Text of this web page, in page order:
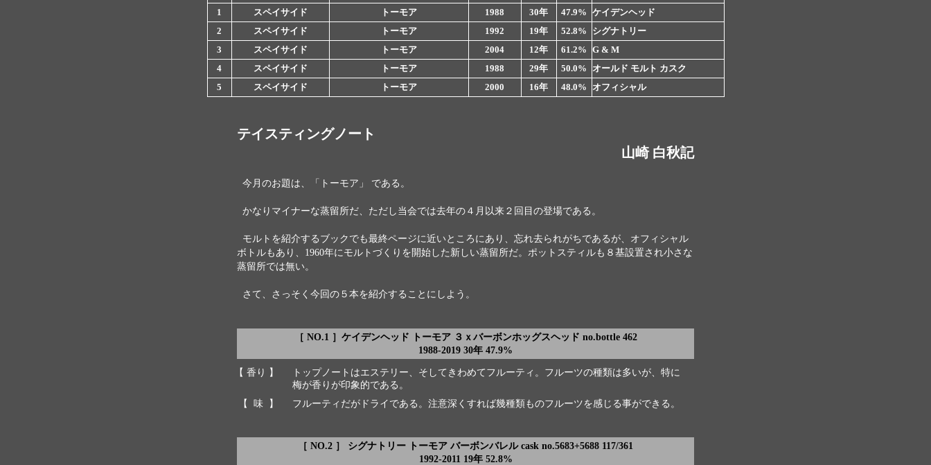
1
スペイサイド トーモア 1988 30年 47.9% ケイデンヘッド
2
スペイサイド トーモア 1992 19年 52.8%
シグナトリー
3
スペイサイド トーモア 2004 12年 61.2% G & M
4
スペイサイド トーモア 1988 29年 50.0%
オールド モルト カスク
5
スペイサイド トーモア 2000 16年 48.0% オフィシャル
テイスティングノート
山崎 白秋記
今月のお題は、「トーモア」 である。
かなりマイナーな蒸留所だ、ただし当会では去年の４月以来２回目の登場である。
モルトを紹介するブックでも最終ページに近いところにあり、忘れ去られがちであるが、オフィシャル
ボトルもあり、1960年にモルトづくりを開始した新しい蒸留所だ。ポットスティルも８基設置され小さな
蒸留所では無い。
さて、さっそく今回の５本を紹介することにしよう。
［ NO.1 ］ケイデンヘッド トーモア ３ｘバーボンホッグスヘッド no.bottle 462
1988-2019 30年 47.9%
【 香り 】
トップノートはエステリー、そしてきわめてフルーティ。フルーツの種類は多いが、特に
梅が香りが印象的である。
【 味 】
フルーティだがドライである。注意深くすれば幾種類ものフルーツを感じる事ができる。
［ NO.2 ］ シグナトリー トーモア バーボンバレル cask no.5683+5688 117/361
1992-2011 19年 52.8%